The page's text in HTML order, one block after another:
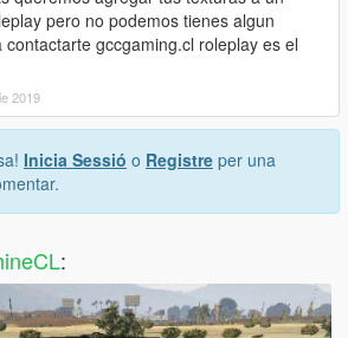
pero no podemos tienes algun
contactarte gccgaming.cl roleplay es el
2019
Inicia Sessió o Registre per una
: